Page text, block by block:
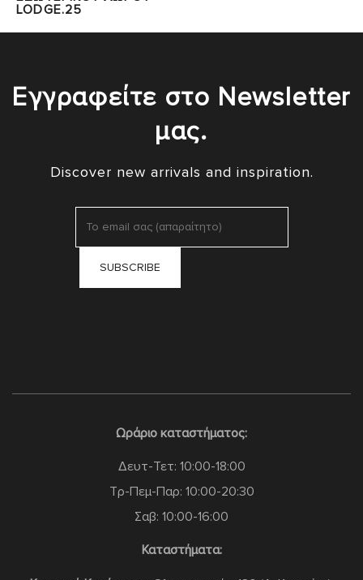
LODGE.25
Εγγραφείτε στο Newsletter
μας.
Discover new arrivals and inspiration.
Ωράριο καταστήματος:
Δευτ-Τετ: 10:00-18:00
Τρ-Πεμ-Παρ: 10:00-20:30
Σαβ: 10:00-16:00
Καταστήματα: